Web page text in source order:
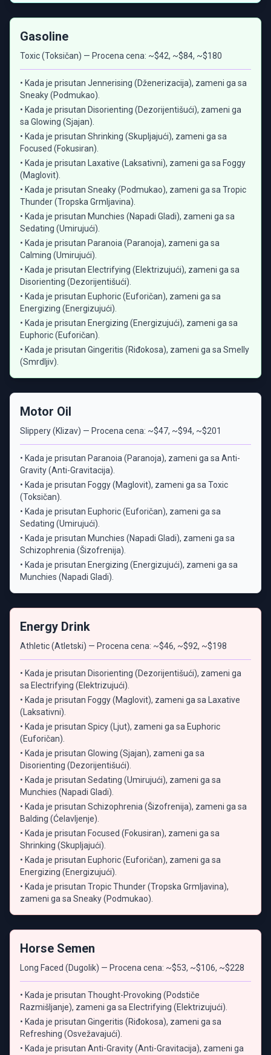
Gasoline
Toxic (Toksičan) — Procena cena: ~$42, ~$84, ~$180
• Kada je prisutan Jennerising (Dženerizacija), zameni ga sa
Sneaky (Podmukao).
• Kada je prisutan Disorienting (Dezorijentišući), zameni ga
sa Glowing (Sjajan).
• Kada je prisutan Shrinking (Skupljajući), zameni ga sa
Focused (Fokusiran).
• Kada je prisutan Laxative (Laksativni), zameni ga sa Foggy
(Maglovit).
• Kada je prisutan Sneaky (Podmukao), zameni ga sa Tropic
Thunder (Tropska Grmljavina).
• Kada je prisutan Munchies (Napadi Gladi), zameni ga sa
Sedating (Umirujući).
• Kada je prisutan Paranoia (Paranoja), zameni ga sa
Calming (Umirujući).
• Kada je prisutan Electrifying (Elektrizujući), zameni ga sa
Disorienting (Dezorijentišući).
• Kada je prisutan Euphoric (Euforičan), zameni ga sa
Energizing (Energizujući).
• Kada je prisutan Energizing (Energizujući), zameni ga sa
Euphoric (Euforičan).
• Kada je prisutan Gingeritis (Riđokosa), zameni ga sa Smelly
(Smrdljiv).
Motor Oil
Slippery (Klizav) — Procena cena: ~$47, ~$94, ~$201
• Kada je prisutan Paranoia (Paranoja), zameni ga sa Anti-
Gravity (Anti-Gravitacija).
• Kada je prisutan Foggy (Maglovit), zameni ga sa Toxic
(Toksičan).
• Kada je prisutan Euphoric (Euforičan), zameni ga sa
Sedating (Umirujući).
• Kada je prisutan Munchies (Napadi Gladi), zameni ga sa
Schizophrenia (Šizofrenija).
• Kada je prisutan Energizing (Energizujući), zameni ga sa
Munchies (Napadi Gladi).
Energy Drink
Athletic (Atletski) — Procena cena: ~$46, ~$92, ~$198
• Kada je prisutan Disorienting (Dezorijentišući), zameni ga
sa Electrifying (Elektrizujući).
• Kada je prisutan Foggy (Maglovit), zameni ga sa Laxative
(Laksativni).
• Kada je prisutan Spicy (Ljut), zameni ga sa Euphoric
(Euforičan).
• Kada je prisutan Glowing (Sjajan), zameni ga sa
Disorienting (Dezorijentišući).
• Kada je prisutan Sedating (Umirujući), zameni ga sa
Munchies (Napadi Gladi).
• Kada je prisutan Schizophrenia (Šizofrenija), zameni ga sa
Balding (Ćelavljenje).
• Kada je prisutan Focused (Fokusiran), zameni ga sa
Shrinking (Skupljajući).
• Kada je prisutan Euphoric (Euforičan), zameni ga sa
Energizing (Energizujući).
• Kada je prisutan Tropic Thunder (Tropska Grmljavina),
zameni ga sa Sneaky (Podmukao).
Horse Semen
Long Faced (Dugolik) — Procena cena: ~$53, ~$106, ~$228
• Kada je prisutan Thought-Provoking (Podstiče
Razmišljanje), zameni ga sa Electrifying (Elektrizujući).
• Kada je prisutan Gingeritis (Riđokosa), zameni ga sa
Refreshing (Osvežavajući).
• Kada je prisutan Anti-Gravity (Anti-Gravitacija), zameni ga